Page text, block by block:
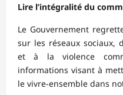
Lire l’intégralité du
Le Gouvernement
sur les réseaux sociaux,
et à la violence
informations visant à
le vivre-ensemble dans